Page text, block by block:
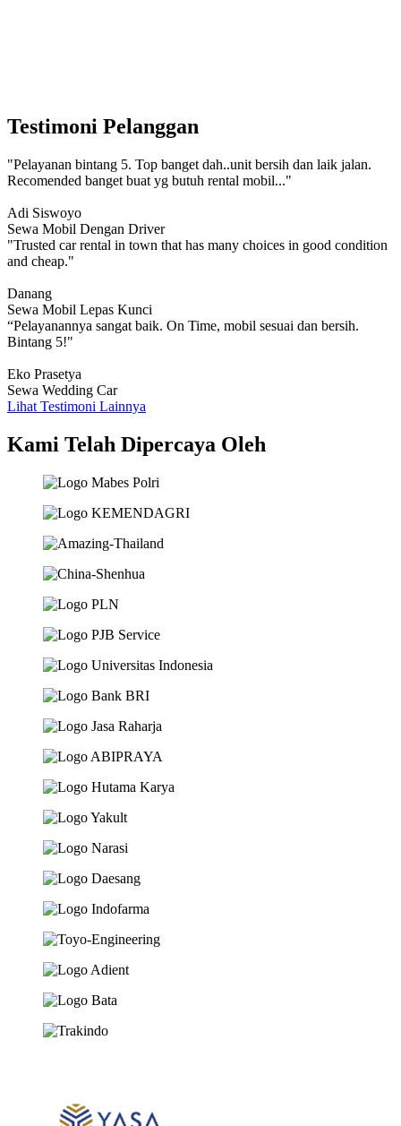
Testimoni Pelanggan
"Pelayanan bintang 5. Top banget dah..unit bersih dan laik jalan.
Recomended banget buat yg butuh rental mobil..."
Adi Siswoyo
Sewa Mobil Dengan Driver
"Trusted car rental in town that has many choices in good condition
and cheap."
Danang
Sewa Mobil Lepas Kunci
“Pelayanannya sangat baik. On Time, mobil sesuai dan bersih.
Bintang 5!"
Eko Prasetya
Sewa Wedding Car
Lihat Testimoni Lainnya
Kami Telah Dipercaya Oleh